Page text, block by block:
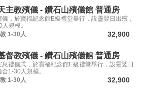
主教殯儀 - 鑽石山殯儀館 普通房
儀，於寶福紀念館E級禮堂舉行，設靈翌日出殯，
規模。
1-30人 32,900
督教殯儀 - 鑽石山殯儀館 普通房
息禮儀式，於寶福紀念館E級禮堂舉行，設靈翌日
1-30人規模。
1-30人 32,900